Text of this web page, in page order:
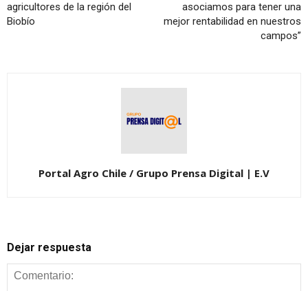
agricultores de la región del
Biobío
asociamos para tener una
mejor rentabilidad en nuestros
campos”
Portal Agro Chile / Grupo Prensa Digital | E.V
Dejar respuesta